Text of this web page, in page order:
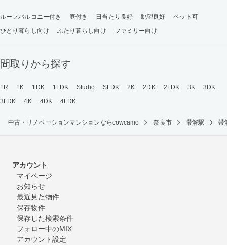
ルーフバルコニー付き 庭付き 日当たり良好 眺望良好
ペット可
ひとり暮らし向け
ふたり暮らし向け ファミリー向け
間取りから探す
1R 1K 1DK 1LDK Studio SLDK 2K 2DK 2LDK 3K
3DK
3LDK
4K 4DK 4LDK
中古・リノベーションマンションならcowcamo 奈良市 帯解駅 帯
アカウント
マイページ
お知らせ
最近見た物件
保存物件
保存した検索条件
フォロー中のMIX
アカウント設定